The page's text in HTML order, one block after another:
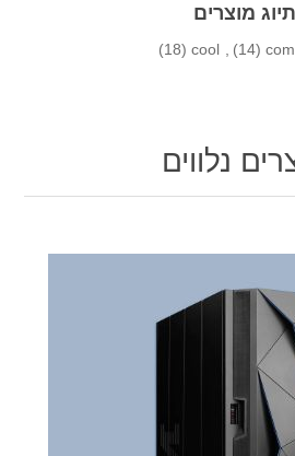
תיוג מוצרים
(14)
,
cool
(18)
נלווים